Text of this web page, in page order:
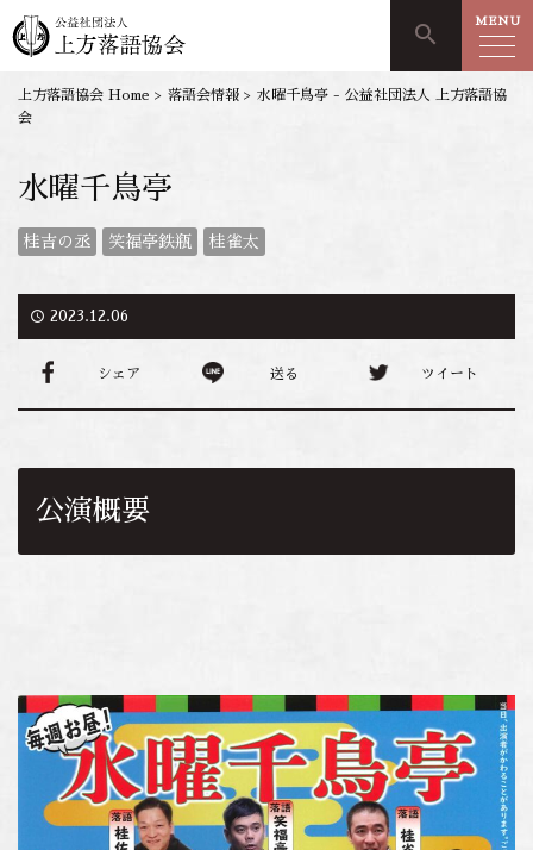
search MENU
上方落語協会 Home > 落語会情報 > 水曜千鳥亭 - 公益社団法人 上方落語協
会
水曜千鳥亭
桂吉の丞 笑福亭鉄瓶 桂雀太
access_time 2023.12.06
シェア 送る ツイート
公演概要